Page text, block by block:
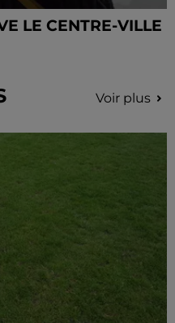
LE CENTRE-VILLE
Voir plus